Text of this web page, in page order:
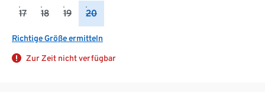
17 18 19 20
Richtige Größe ermitteln
Zur Zeit nicht verfügbar